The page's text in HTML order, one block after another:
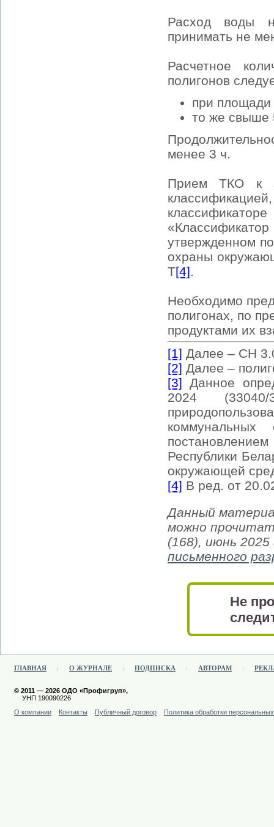
Расход воды
принимать не
Расчетное
полигонов
при площади
то же свыше
менее 3 ч.
Прием ТКО к
утвержденном
охраны
Т[4].
Необходимо
полигонах, по
продуктами их
[1] Далее – СН
[2] Далее –
[3] Данное
2024
Республики
окружающей
[4] В ред. от
Данный
можно
(168), июнь 2025
письменного
Не
ГЛАВНАЯ О ЖУРНАЛЕ ПОДПИСКА АВТОРАМ
© 2011 — 2026 ОДО «Профигруп»,
УНП 190090226
О компании
Контакты Публичный договор Политика обработки